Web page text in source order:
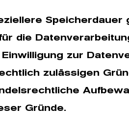
Speicherdauer
die
zur
zulässigen
Gründe.